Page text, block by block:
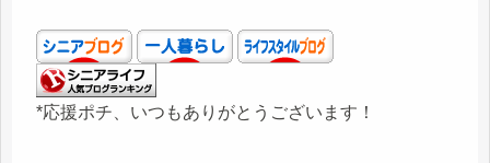
*応援ポチ、いつもありがとうございます！